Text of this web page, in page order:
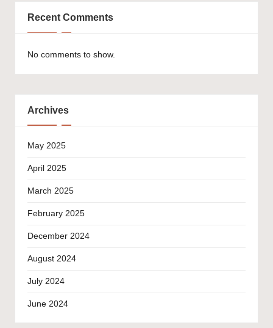
Recent Comments
No comments to show.
Archives
May 2025
April 2025
March 2025
February 2025
December 2024
August 2024
July 2024
June 2024